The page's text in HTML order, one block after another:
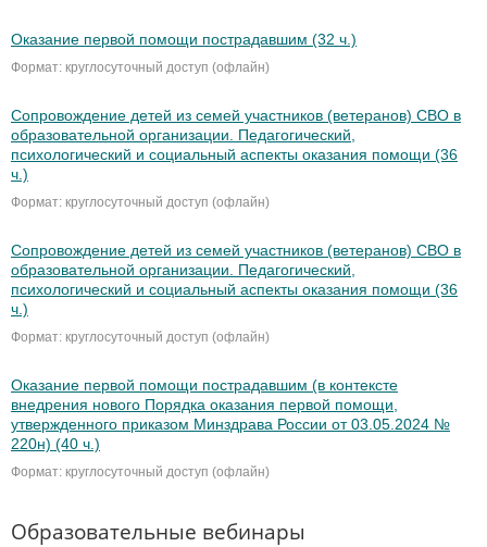
Оказание первой помощи пострадавшим (32 ч.)
Формат: круглосуточный доступ (офлайн)
Сопровождение детей из семей участников (ветеранов) СВО в
образовательной организации. Педагогический,
психологический и социальный аспекты оказания помощи (36
ч.)
Формат: круглосуточный доступ (офлайн)
Сопровождение детей из семей участников (ветеранов) СВО в
образовательной организации. Педагогический,
психологический и социальный аспекты оказания помощи (36
ч.)
Формат: круглосуточный доступ (офлайн)
Оказание первой помощи пострадавшим (в контексте
внедрения нового Порядка оказания первой помощи,
утвержденного приказом Минздрава России от 03.05.2024 №
220н) (40 ч.)
Формат: круглосуточный доступ (офлайн)
Образовательные вебинары